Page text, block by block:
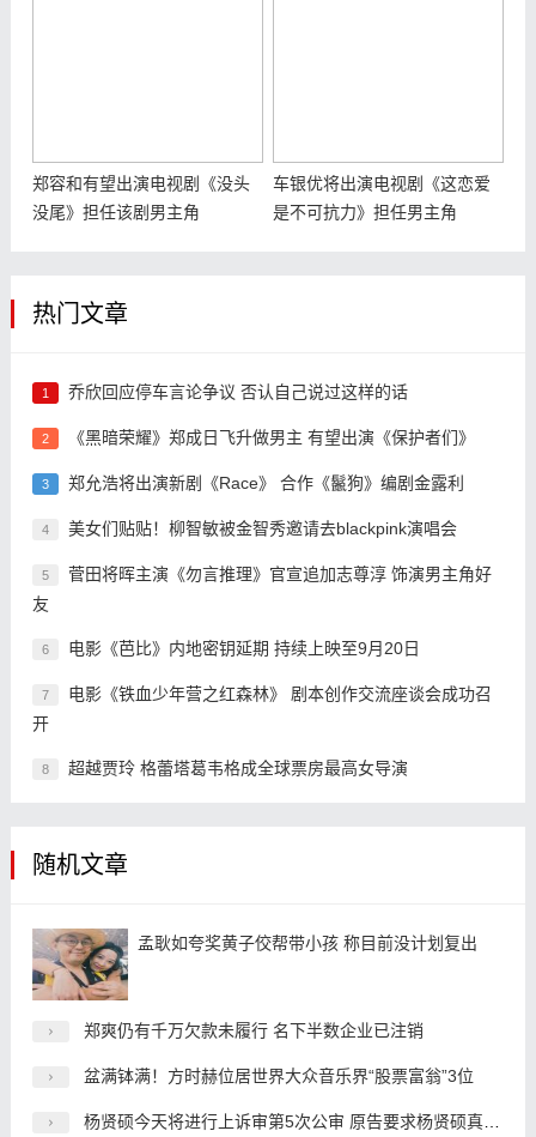
郑容和有望出演电视剧《没头
没尾》担任该剧男主角
车银优将出演电视剧《这恋爱
是不可抗力》担任男主角
热门文章
1 乔欣回应停车言论争议 否认自己说过这样的话
2 《黑暗荣耀》郑成日飞升做男主 有望出演《保护者们》
3 郑允浩将出演新剧《Race》 合作《鬣狗》编剧金露利
4 美女们贴贴！柳智敏被金智秀邀请去blackpink演唱会
5
菅田将晖主演《勿言推理》官宣追加志尊淳 饰演男主角好
友
6 电影《芭比》内地密钥延期 持续上映至9月20日
7
电影《铁血少年营之红森林》 剧本创作交流座谈会成功召
开
8 超越贾玲 格蕾塔葛韦格成全球票房最高女导演
随机文章
孟耿如夸奖黄子佼帮带小孩 称目前没计划复出
郑爽仍有千万欠款未履行 名下半数企业已注销
盆满钵满！方时赫位居世界大众音乐界“股票富翁”3位
杨贤硕今天将进行上诉审第5次公审 原告要求杨贤硕真心道歉